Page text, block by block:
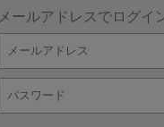
メールアドレスでログイ